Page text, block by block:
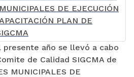
presente año se llevó a cabo
de Calidad SIGCMA de
MUNICIPALES DE